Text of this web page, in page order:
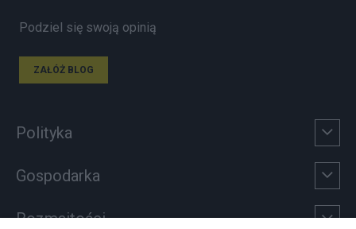
Podziel się swoją opinią
ZAŁÓŻ BLOG
Polityka
Gospodarka
Rozmaitości